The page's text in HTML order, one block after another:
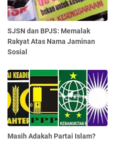
SJSN dan BPJS: Memalak
Rakyat Atas Nama Jaminan
Sosial
Masih Adakah Partai Islam?